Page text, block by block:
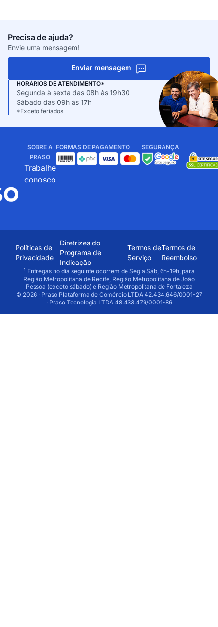
Precisa de ajuda?
Envie uma mensagem!
Enviar mensagem
HORÁRIOS DE ATENDIMENTO*
Segunda à sexta das 08h às 19h30
Sábado das 09h às 17h
*Exceto feriados
SOBRE A
PRASO
Trabalhe
conosco
FORMAS DE PAGAMENTO SEGURANÇA
Políticas de
Privacidade
Diretrizes do
Programa de
Indicação
Termos de
Serviço
Termos de
Reembolso
¹ Entregas no dia seguinte ocorrem de Seg a Sáb, 6h-19h, para
Região Metropolitana de Recife, Região Metropolitana de João
Pessoa (exceto sábado) e Região Metropolitana de Fortaleza
© 2026 · Praso Plataforma de Comércio LTDA 42.434.646/0001-27
· Praso Tecnologia LTDA 48.433.479/0001-86